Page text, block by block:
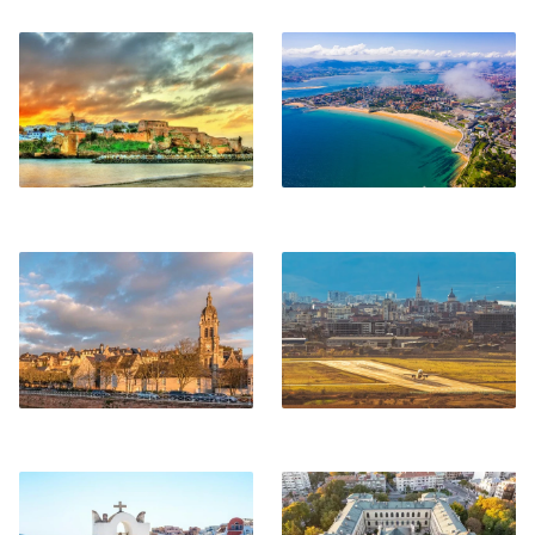
Rabat Santander
Le Mans
Santorini Varna